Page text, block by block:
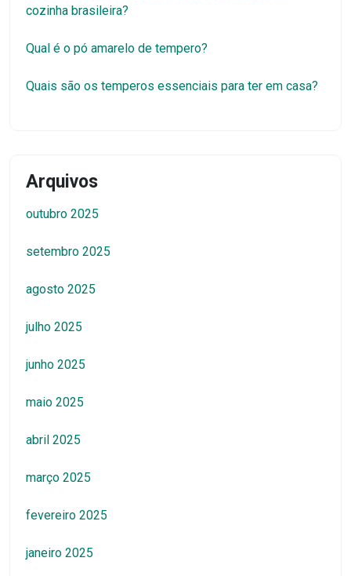
cozinha brasileira?
Qual é o pó amarelo de tempero?
Quais são os temperos essenciais para ter em casa?
Arquivos
outubro 2025
setembro 2025
agosto 2025
julho 2025
junho 2025
maio 2025
abril 2025
março 2025
fevereiro 2025
janeiro 2025